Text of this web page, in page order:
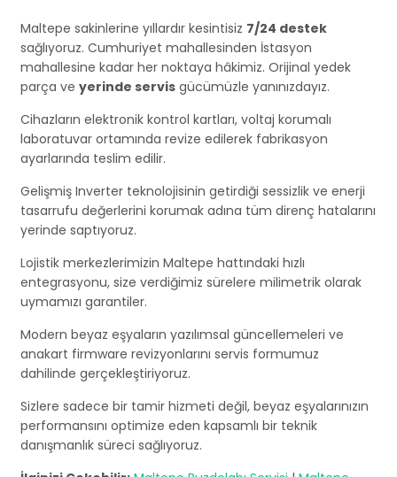
Maltepe sakinlerine yıllardır kesintisiz 7/24 destek
sağlıyoruz. Cumhuriyet mahallesinden İstasyon
mahallesine kadar her noktaya hâkimiz. Orijinal yedek
parça ve yerinde servis gücümüzle yanınızdayız.
Cihazların elektronik kontrol kartları, voltaj korumalı
laboratuvar ortamında revize edilerek fabrikasyon
ayarlarında teslim edilir.
Gelişmiş Inverter teknolojisinin getirdiği sessizlik ve enerji
tasarrufu değerlerini korumak adına tüm direnç hatalarını
yerinde saptıyoruz.
Lojistik merkezlerimizin Maltepe hattındaki hızlı
entegrasyonu, size verdiğimiz sürelere milimetrik olarak
uymamızı garantiler.
Modern beyaz eşyaların yazılımsal güncellemeleri ve
anakart firmware revizyonlarını servis formumuz
dahilinde gerçekleştiriyoruz.
Sizlere sadece bir tamir hizmeti değil, beyaz eşyalarınızın
performansını optimize eden kapsamlı bir teknik
danışmanlık süreci sağlıyoruz.